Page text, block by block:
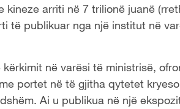
arriti në 7 trilionë juanë
të publikuar nga një institut në
në varësi të ministrisë,
portet në të gjitha qytetet
Ai u publikua në një